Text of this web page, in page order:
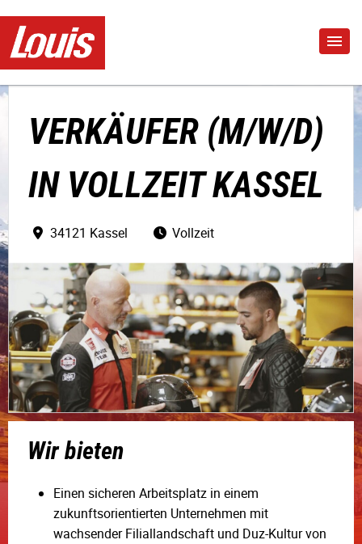
VERKÄUFER (M/W/D)
IN VOLLZEIT KASSEL
34121 Kassel Vollzeit
Wir bieten
Einen sicheren Arbeitsplatz in einem
zukunftsorientierten Unternehmen mit
wachsender Filiallandschaft und Duz-Kultur von